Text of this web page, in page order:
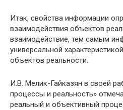
Итак, свойства информации
взаимодействия объектов
взаимодействие, тем самым
универсальной
объектов реальности.
И.В. Мелик-Гайказян в своей
процессы и реальность»
реальный и объективный